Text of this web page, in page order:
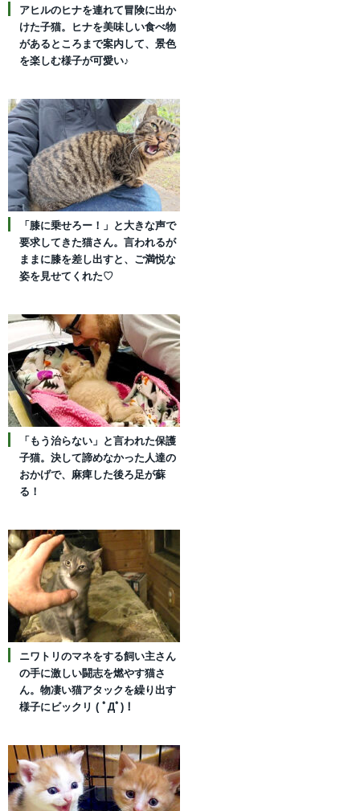
アヒルのヒナを連れて冒険に出か
けた子猫。ヒナを美味しい食べ物
があるところまで案内して、景色
を楽しむ様子が可愛い♪
「膝に乗せろー！」と大きな声で
要求してきた猫さん。言われるが
ままに膝を差し出すと、ご満悦な
姿を見せてくれた♡
「もう治らない」と言われた保護
子猫。決して諦めなかった人達の
おかげで、麻痺した後ろ足が蘇
る！
ニワトリのマネをする飼い主さん
の手に激しい闘志を燃やす猫さ
ん。物凄い猫アタックを繰り出す
様子にビックリ ( ﾟДﾟ)！